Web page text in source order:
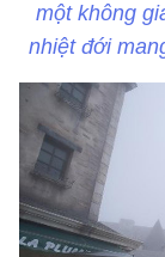
một không
nhiệt đới